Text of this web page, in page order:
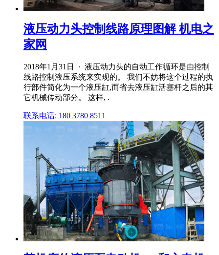
液压动力头控制线路原理图解 机电之
家网
2018年1月31日 · 液压动力头的自动工作循环是由控制
线路控制液压系统来实现的。 我们不妨将这个过程的执
行部件简化为一个液压缸,而省去液压缸活塞杆之后的其
它机械传动部分。 这样, .
联系电话: 180 3780 8511